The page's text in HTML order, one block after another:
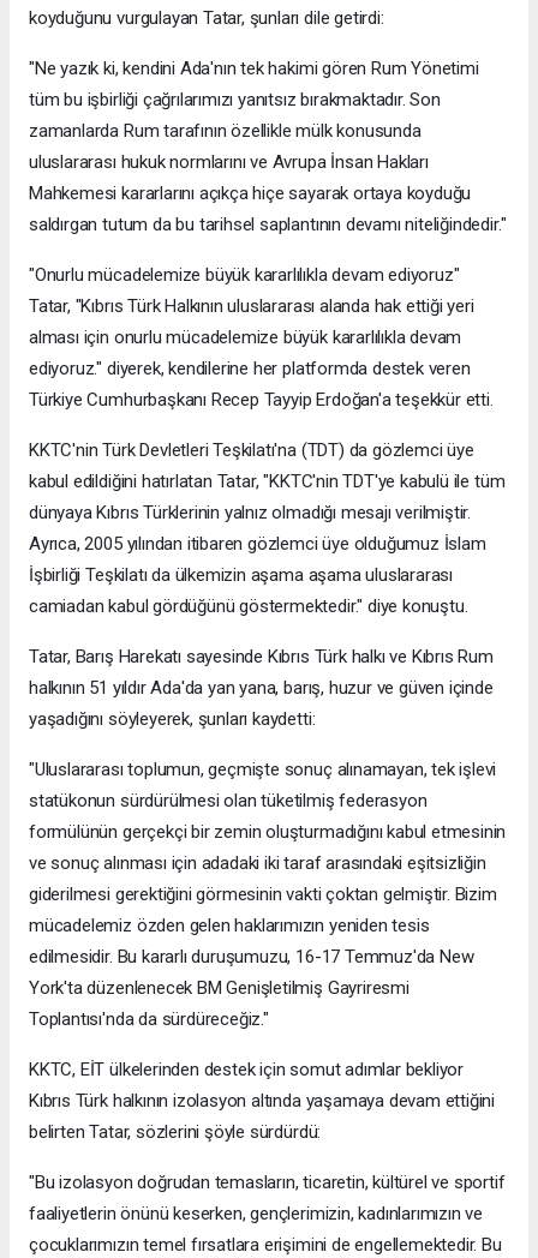
koyduğunu vurgulayan Tatar, şunları dile getirdi:
"Ne yazık ki, kendini Ada'nın tek hakimi gören Rum Yönetimi
tüm bu işbirliği çağrılarımızı yanıtsız bırakmaktadır. Son
zamanlarda Rum tarafının özellikle mülk konusunda
uluslararası hukuk normlarını ve Avrupa İnsan Hakları
Mahkemesi kararlarını açıkça hiçe sayarak ortaya koyduğu
saldırgan tutum da bu tarihsel saplantının devamı niteliğindedir."
"Onurlu mücadelemize büyük kararlılıkla devam ediyoruz"
Tatar, "Kıbrıs Türk Halkının uluslararası alanda hak ettiği yeri
alması için onurlu mücadelemize büyük kararlılıkla devam
ediyoruz." diyerek, kendilerine her platformda destek veren
Türkiye Cumhurbaşkanı Recep Tayyip Erdoğan'a teşekkür etti.
KKTC'nin Türk Devletleri Teşkilatı'na (TDT) da gözlemci üye
kabul edildiğini hatırlatan Tatar, "KKTC'nin TDT'ye kabulü ile tüm
dünyaya Kıbrıs Türklerinin yalnız olmadığı mesajı verilmiştir.
Ayrıca, 2005 yılından itibaren gözlemci üye olduğumuz İslam
İşbirliği Teşkilatı da ülkemizin aşama aşama uluslararası
camiadan kabul gördüğünü göstermektedir." diye konuştu.
Tatar, Barış Harekatı sayesinde Kıbrıs Türk halkı ve Kıbrıs Rum
halkının 51 yıldır Ada'da yan yana, barış, huzur ve güven içinde
yaşadığını söyleyerek, şunları kaydetti:
"Uluslararası toplumun, geçmişte sonuç alınamayan, tek işlevi
statükonun sürdürülmesi olan tüketilmiş federasyon
formülünün gerçekçi bir zemin oluşturmadığını kabul etmesinin
ve sonuç alınması için adadaki iki taraf arasındaki eşitsizliğin
giderilmesi gerektiğini görmesinin vakti çoktan gelmiştir. Bizim
mücadelemiz özden gelen haklarımızın yeniden tesis
edilmesidir. Bu kararlı duruşumuzu, 16-17 Temmuz'da New
York'ta düzenlenecek BM Genişletilmiş Gayriresmi
Toplantısı'nda da sürdüreceğiz."
KKTC, EİT ülkelerinden destek için somut adımlar bekliyor
Kıbrıs Türk halkının izolasyon altında yaşamaya devam ettiğini
belirten Tatar, sözlerini şöyle sürdürdü:
"Bu izolasyon doğrudan temasların, ticaretin, kültürel ve sportif
faaliyetlerin önünü keserken, gençlerimizin, kadınlarımızın ve
çocuklarımızın temel fırsatlara erişimini de engellemektedir. Bu